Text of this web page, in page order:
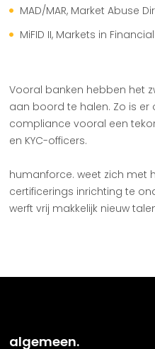
MAD/MAR, Market Abuse
MiFID II, Markets in
Vooral banken hebben het
aan boord te halen. Zo is
compliance vooral een
en KYC-officers.
humanforce. weet zich met
certificerings inrichting te
werft vrij makkelijk nieuw
algemeen.